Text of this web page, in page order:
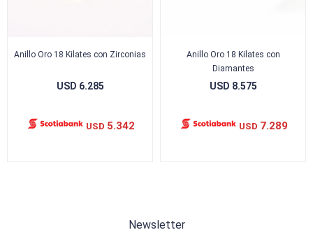
Anillo Oro 18 Kilates con Zirconias
USD 6.285
USD 5.342
Anillo Oro 18 Kilates con
Diamantes
USD 8.575
USD 7.289
Newsletter